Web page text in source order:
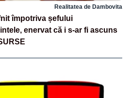
Realitatea de Dambovita
împotriva șefului
enervat că i s-ar fi ascuns